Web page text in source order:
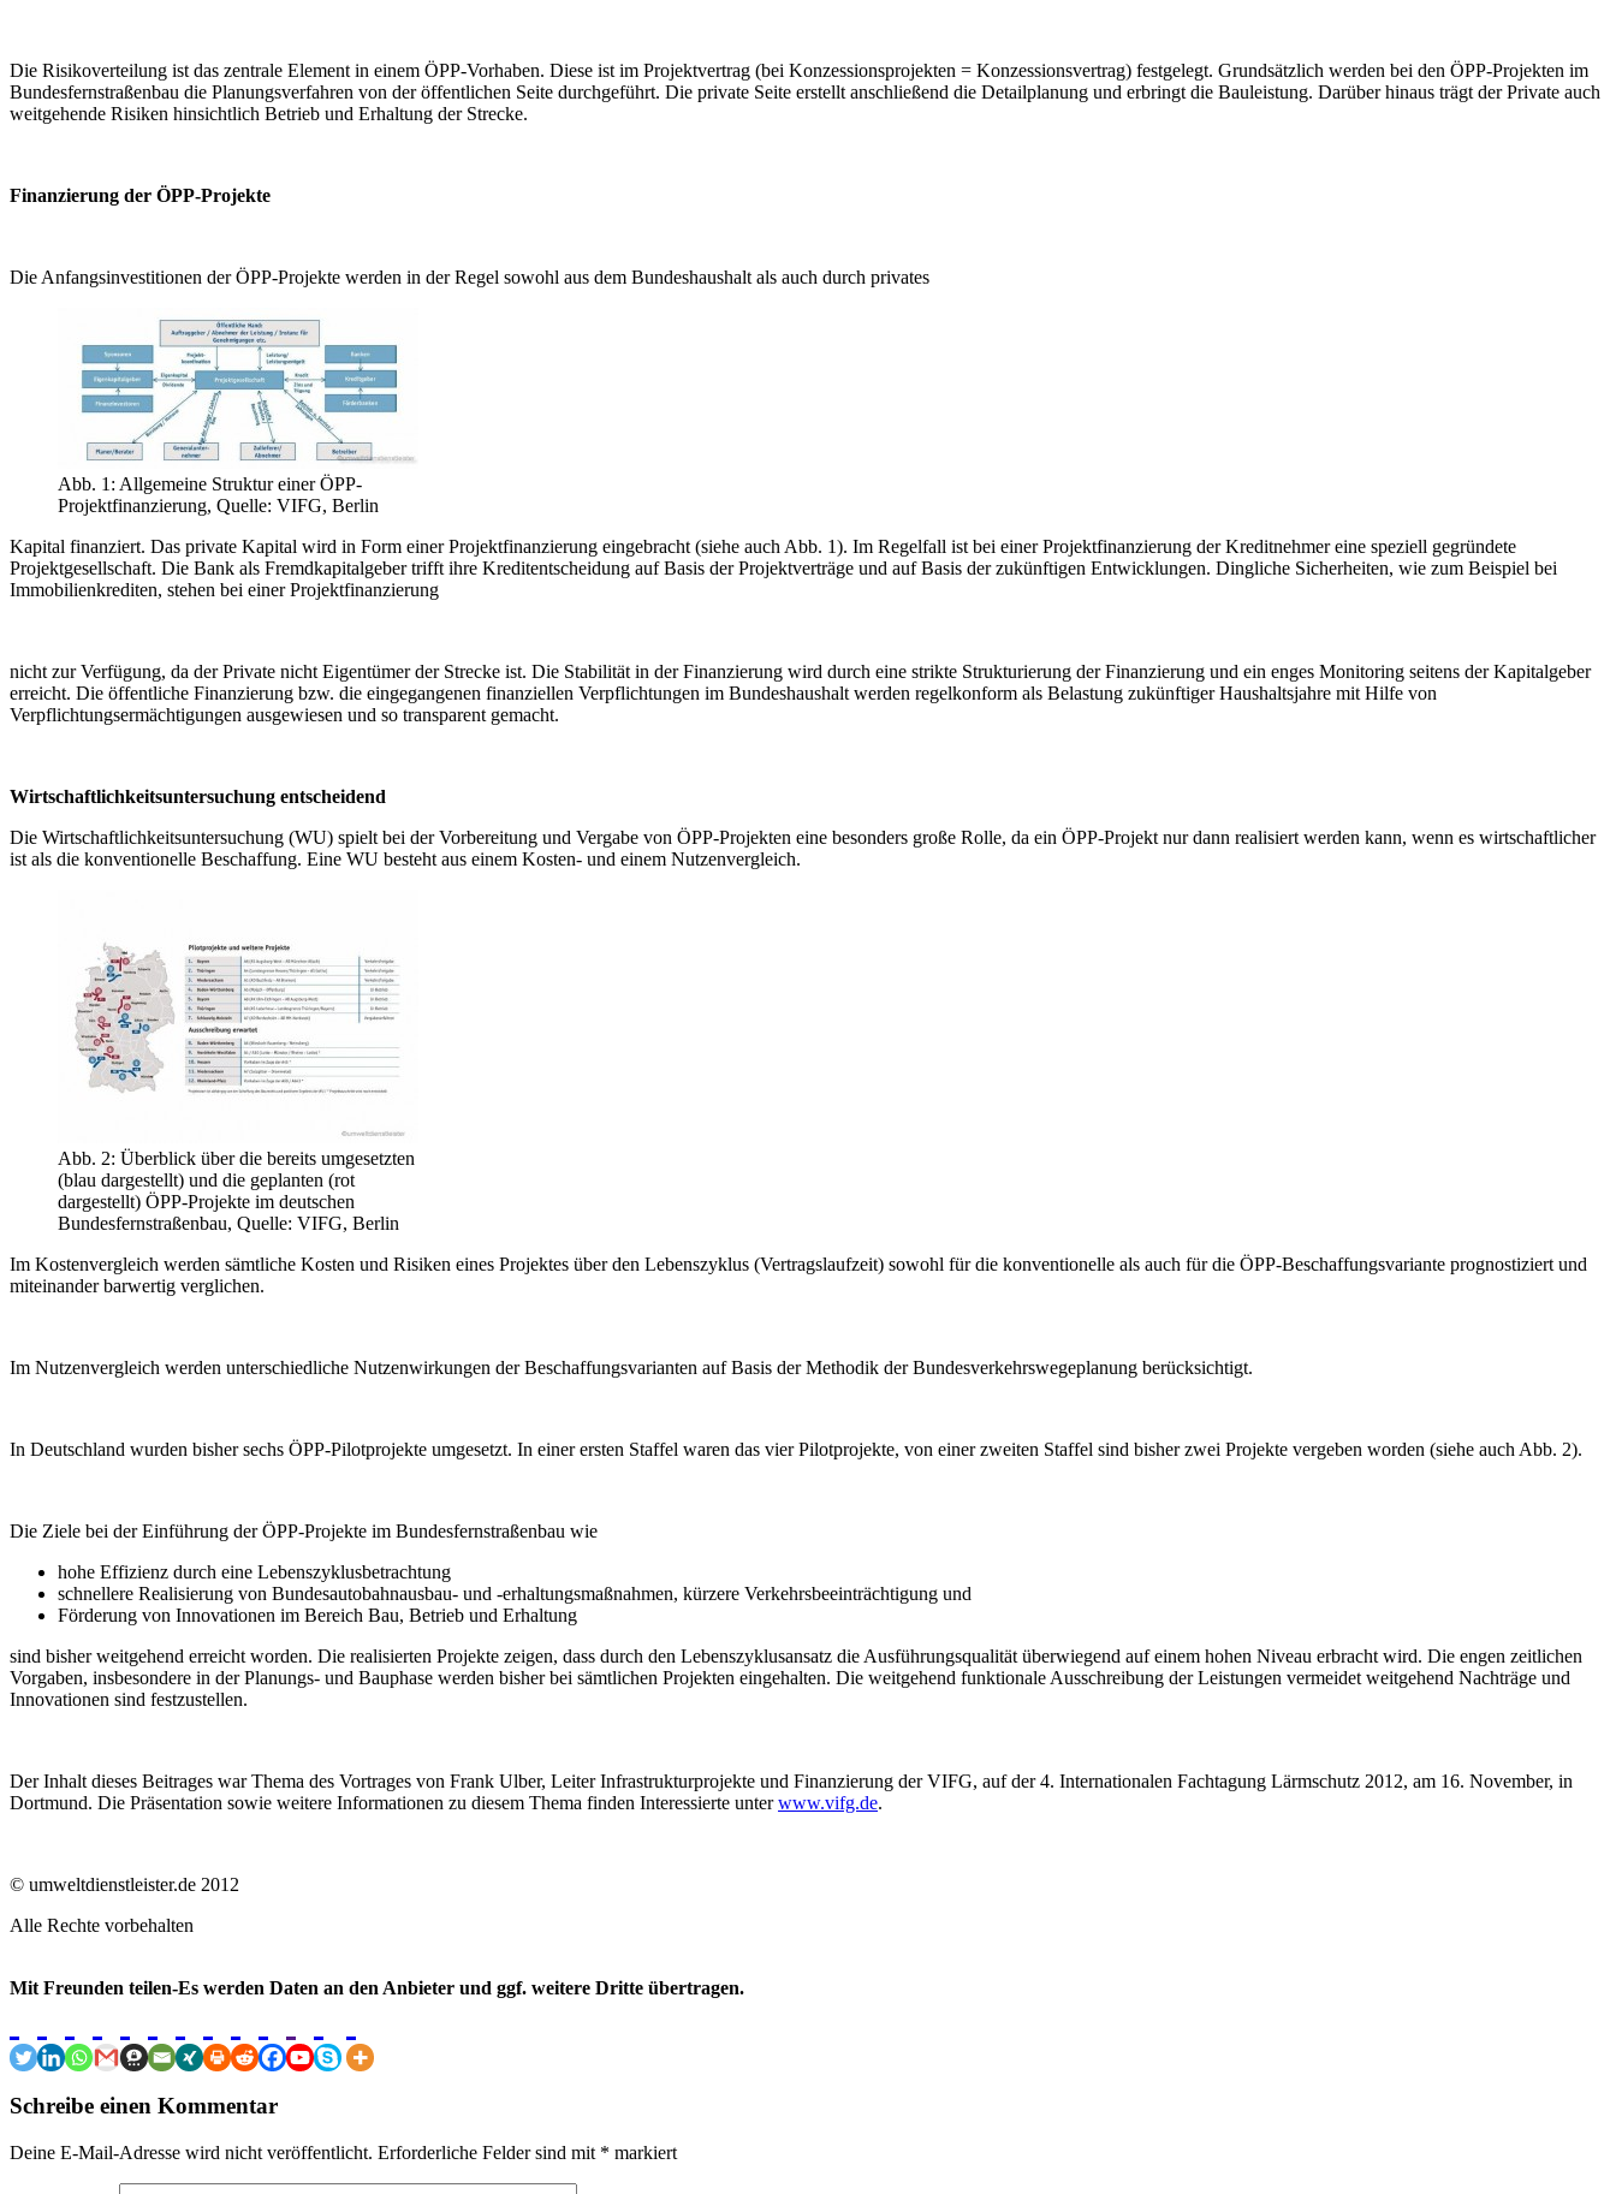
Die Risikoverteilung ist das zentrale Element in einem ÖPP-Vorhaben. Diese ist im Projektvertrag (bei Konzessionsprojekten = Konzessionsvertrag) festgelegt. Grundsätzlich werden bei den ÖPP-Projekten im
Bundesfernstraßenbau die Planungsverfahren von der öffentlichen Seite durchgeführt. Die private Seite erstellt anschließend die Detailplanung und erbringt die Bauleistung. Darüber hinaus trägt der Private auch
weitgehende Risiken hinsichtlich Betrieb und Erhaltung der Strecke.
Finanzierung der ÖPP-Projekte
Die Anfangsinvestitionen der ÖPP-Projekte werden in der Regel sowohl aus dem Bundeshaushalt als auch durch privates
Abb. 1: Allgemeine Struktur einer ÖPP-
Projektfinanzierung, Quelle: VIFG, Berlin
Kapital finanziert. Das private Kapital wird in Form einer Projektfinanzierung eingebracht (siehe auch Abb. 1). Im Regelfall ist bei einer Projektfinanzierung der Kreditnehmer eine speziell gegründete
Projektgesellschaft. Die Bank als Fremdkapitalgeber trifft ihre Kreditentscheidung auf Basis der Projektverträge und auf Basis der zukünftigen Entwicklungen. Dingliche Sicherheiten, wie zum Beispiel bei
Immobilienkrediten, stehen bei einer Projektfinanzierung
nicht zur Verfügung, da der Private nicht Eigentümer der Strecke ist. Die Stabilität in der Finanzierung wird durch eine strikte Strukturierung der Finanzierung und ein enges Monitoring seitens der Kapitalgeber
erreicht. Die öffentliche Finanzierung bzw. die eingegangenen finanziellen Verpflichtungen im Bundeshaushalt werden regelkonform als Belastung zukünftiger Haushaltsjahre mit Hilfe von
Verpflichtungsermächtigungen ausgewiesen und so transparent gemacht.
Wirtschaftlichkeitsuntersuchung entscheidend
Die Wirtschaftlichkeitsuntersuchung (WU) spielt bei der Vorbereitung und Vergabe von ÖPP-Projekten eine besonders große Rolle, da ein ÖPP-Projekt nur dann realisiert werden kann, wenn es wirtschaftlicher
ist als die konventionelle Beschaffung. Eine WU besteht aus einem Kosten- und einem Nutzenvergleich.
Abb. 2: Überblick über die bereits umgesetzten
(blau dargestellt) und die geplanten (rot
dargestellt) ÖPP-Projekte im deutschen
Bundesfernstraßenbau, Quelle: VIFG, Berlin
Im Kostenvergleich werden sämtliche Kosten und Risiken eines Projektes über den Lebenszyklus (Vertragslaufzeit) sowohl für die konventionelle als auch für die ÖPP-Beschaffungsvariante prognostiziert und
miteinander barwertig verglichen.
Im Nutzenvergleich werden unterschiedliche Nutzenwirkungen der Beschaffungsvarianten auf Basis der Methodik der Bundesverkehrswegeplanung berücksichtigt.
In Deutschland wurden bisher sechs ÖPP-Pilotprojekte umgesetzt. In einer ersten Staffel waren das vier Pilotprojekte, von einer zweiten Staffel sind bisher zwei Projekte vergeben worden (siehe auch Abb. 2).
Die Ziele bei der Einführung der ÖPP-Projekte im Bundesfernstraßenbau wie
hohe Effizienz durch eine Lebenszyklusbetrachtung
schnellere Realisierung von Bundesautobahnausbau- und -erhaltungsmaßnahmen, kürzere Verkehrsbeeinträchtigung und
Förderung von Innovationen im Bereich Bau, Betrieb und Erhaltung
sind bisher weitgehend erreicht worden. Die realisierten Projekte zeigen, dass durch den Lebenszyklusansatz die Ausführungsqualität überwiegend auf einem hohen Niveau erbracht wird. Die engen zeitlichen
Vorgaben, insbesondere in der Planungs- und Bauphase werden bisher bei sämtlichen Projekten eingehalten. Die weitgehend funktionale Ausschreibung der Leistungen vermeidet weitgehend Nachträge und
Innovationen sind festzustellen.
Der Inhalt dieses Beitrages war Thema des Vortrages von Frank Ulber, Leiter Infrastrukturprojekte und Finanzierung der VIFG, auf der 4. Internationalen Fachtagung Lärmschutz 2012, am 16. November, in
Dortmund. Die Präsentation sowie weitere Informationen zu diesem Thema finden Interessierte unterwww.vifg.de.
© umweltdienstleister.de 2012
Alle Rechte vorbehalten
Mit Freunden teilen-Es werden Daten an den Anbieter und ggf. weitere Dritte übertragen.
Schreibe einen Kommentar
Deine E-Mail-Adresse wird nicht veröffentlicht. Erforderliche Felder sind mit * markiert